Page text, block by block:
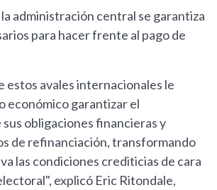
administración central se garantiza
para hacer frente al pago de
estos avales internacionales le
económico garantizar el
obligaciones financieras y
de refinanciación, transformando
las condiciones crediticias de cara
explicó Eric Ritondale,